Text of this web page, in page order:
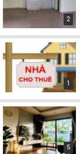
2
1
5